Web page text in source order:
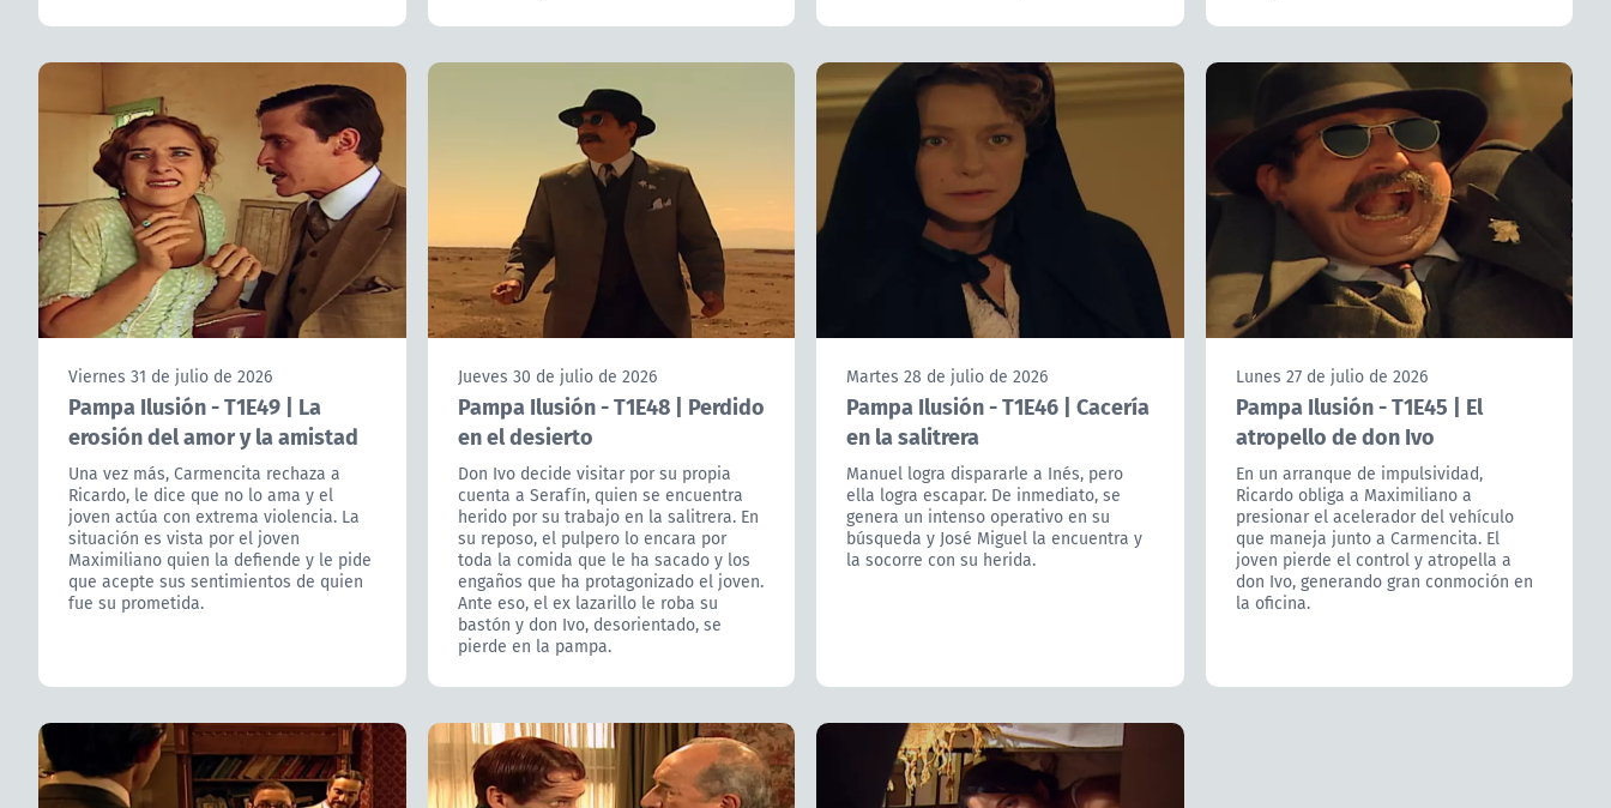
Viernes 31 de julio de 2026
Pampa Ilusión - T1E49 | La
erosión del amor y la amistad
Una vez más, Carmencita rechaza a
Ricardo, le dice que no lo ama y el
joven actúa con extrema violencia. La
situación es vista por el joven
Maximiliano quien la defiende y le pide
que acepte sus sentimientos de quien
fue su prometida.
Jueves 30 de julio de 2026
Pampa Ilusión - T1E48 | Perdido
en el desierto
Don Ivo decide visitar por su propia
cuenta a Serafín, quien se encuentra
herido por su trabajo en la salitrera. En
su reposo, el pulpero lo encara por
toda la comida que le ha sacado y los
engaños que ha protagonizado el joven.
Ante eso, el ex lazarillo le roba su
bastón y don Ivo, desorientado, se
pierde en la pampa.
Martes 28 de julio de 2026
Pampa Ilusión - T1E46 | Cacería
en la salitrera
Manuel logra dispararle a Inés, pero
ella logra escapar. De inmediato, se
genera un intenso operativo en su
búsqueda y José Miguel la encuentra y
la socorre con su herida.
Lunes 27 de julio de 2026
Pampa Ilusión - T1E45 | El
atropello de don Ivo
En un arranque de impulsividad,
Ricardo obliga a Maximiliano a
presionar el acelerador del vehículo
que maneja junto a Carmencita. El
joven pierde el control y atropella a
don Ivo, generando gran conmoción en
la oficina.